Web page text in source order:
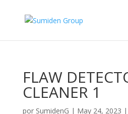
FLAW
CLEANER 1
por SumidenG | May 24, 2023 |